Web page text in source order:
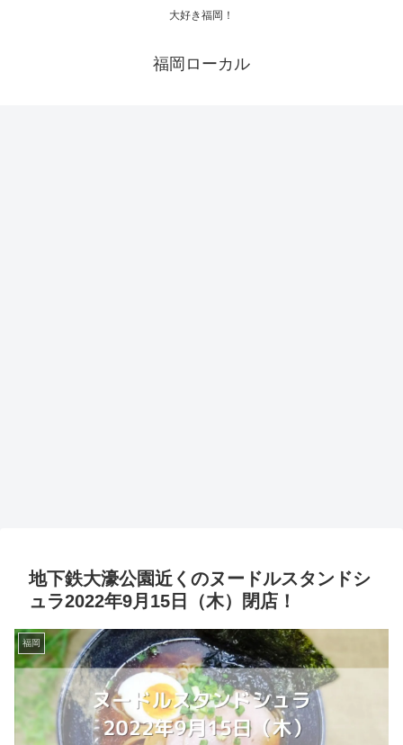
大好き福岡！
福岡ローカル
地下鉄大濠公園近くのヌードルスタンドシ
ュラ2022年9月15日（木）閉店！
福岡